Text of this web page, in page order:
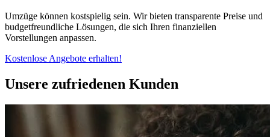
Umzüge können kostspielig sein. Wir bieten transparente Preise und
budgetfreundliche Lösungen, die sich Ihren finanziellen
Vorstellungen anpassen.
Kostenlose Angebote erhalten!
Unsere zufriedenen Kunden